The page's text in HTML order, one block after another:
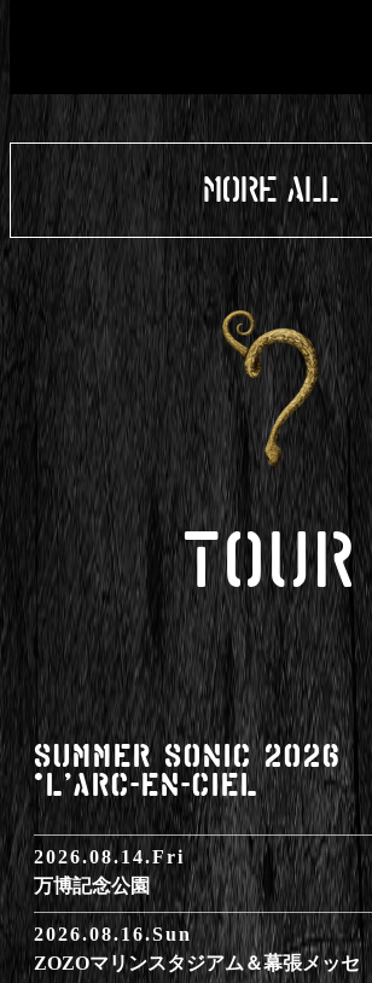
MORE ALL
TOUR
SUMMER SONIC 2026
*L'Arc-en-Ciel
2026.08.14.Fri
万博記念公園
2026.08.16.Sun
ZOZOマリンスタジアム＆幕張メッセ